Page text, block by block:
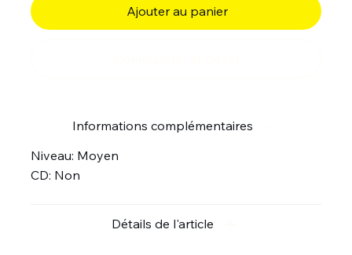
Ajouter au panier
Informations complémentaires
Niveau: Moyen
CD: Non
Détails de l'article